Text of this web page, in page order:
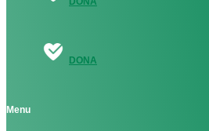
DONA
Menu